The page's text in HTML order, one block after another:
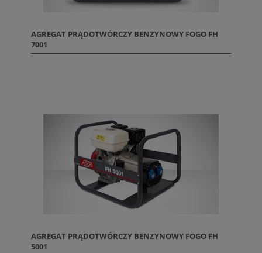
AGREGAT PRĄDOTWÓRCZY BENZYNOWY FOGO FH
7001
AGREGAT PRĄDOTWÓRCZY BENZYNOWY FOGO FH
5001